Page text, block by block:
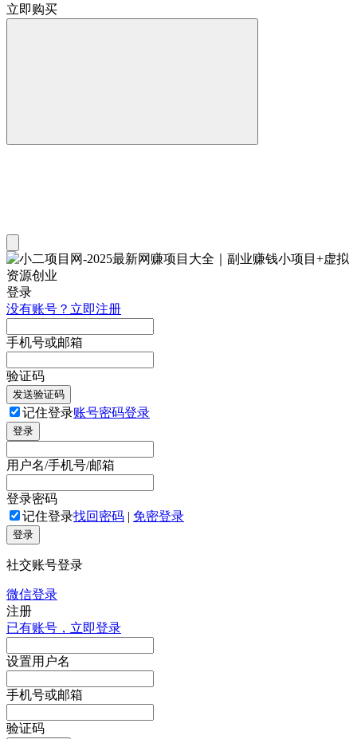
立即购买
登录
没有账号？立即注册
手机号或邮箱
验证码
发送验证码
记住登录账号密码登录
登录
用户名/手机号/邮箱
登录密码
记住登录找回密码 | 免密登录
登录
社交账号登录
微信登录
注册
已有账号，立即登录
设置用户名
手机号或邮箱
验证码